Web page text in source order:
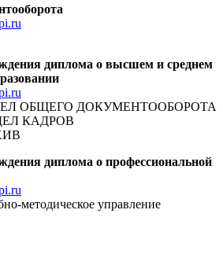
диплома о высшем и среднем
ОБЩЕГО ДОКУМЕНТООБОРОТА
КАДРОВ
диплома о профессиональной
методическое управление